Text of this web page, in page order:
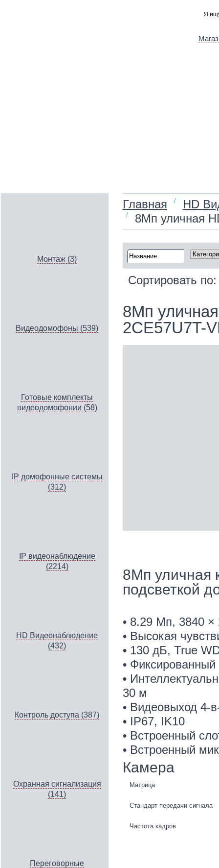
Монтаж (3)
Видеодомофоны (539)
Готовые комплекты
видеодомофонии (58)
IP домофонные системы
(312)
IP видеонаблюдение
(2214)
HD Видеонаблюдение
(432)
Контроль доступа (387)
Охранная сигнализация
(141)
Переговорные
Главная / HD
/ 8Мп уличная
Сортировать
8Мп
2CE57U7T-
8Мп уличная
подсветкой
• 8.29 Мп, 3840 ×
• Высокая
• 130 дБ, True
•
•
30 м
• Видеовыход 4-
• IP67, IK10
• Встроенный
• Встроенный
Камера
Матрица
Стандарт передачи сигнала
Частота кадров